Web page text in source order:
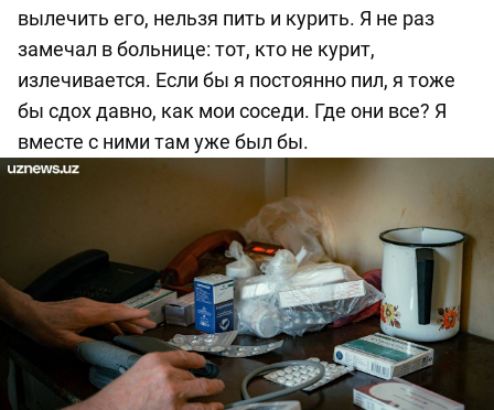
вылечить его, нельзя пить и курить. Я не раз
замечал в больнице: тот, кто не курит,
излечивается. Если бы я постоянно пил, я тоже
бы сдох давно, как мои соседи. Где они все? Я
вместе с ними там уже был бы.